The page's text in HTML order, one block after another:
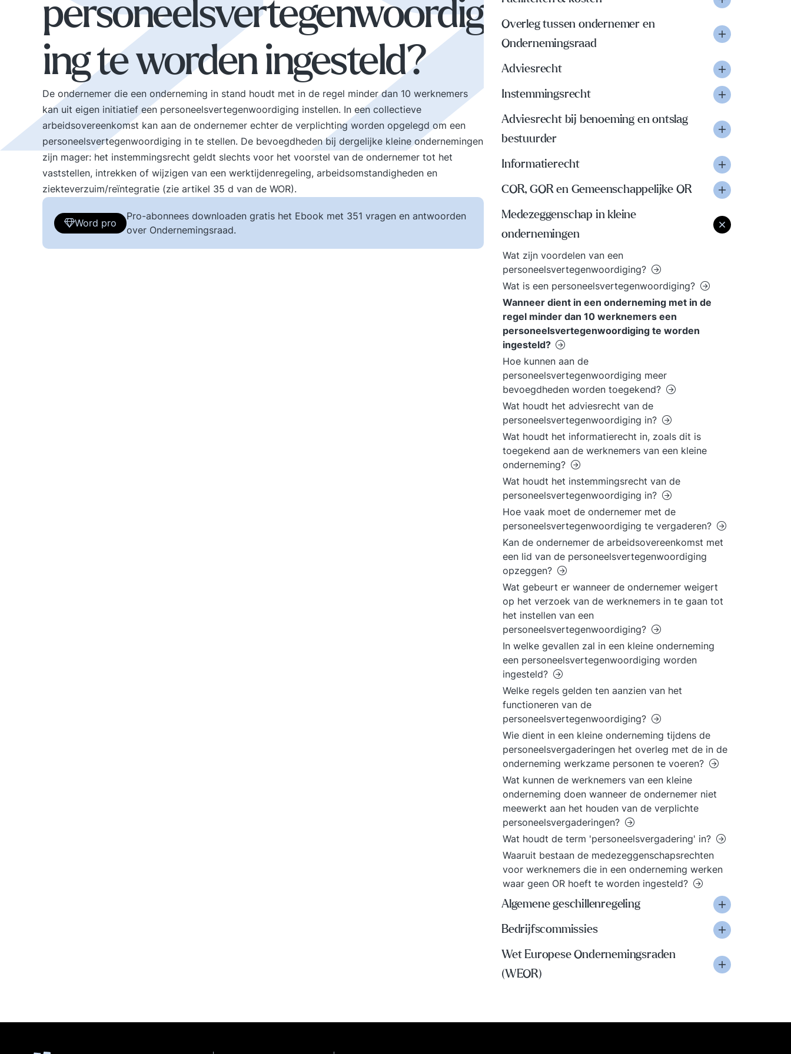
personeelsvertegenwoordig
ing te worden ingesteld?
De ondernemer die een onderneming in stand houdt met in de regel minder dan 10 werknemers
kan uit eigen initiatief een personeelsvertegenwoordiging instellen. In een collectieve
arbeidsovereenkomst kan aan de ondernemer echter de verplichting worden opgelegd om een
personeelsvertegenwoordiging in te stellen. De bevoegdheden bij dergelijke kleine ondernemingen
zijn mager: het instemmingsrecht geldt slechts voor het voorstel van de ondernemer tot het
vaststellen, intrekken of wijzigen van een werktijdenregeling, arbeidsomstandigheden en
ziekteverzuim/reïntegratie (zie artikel 35 d van de WOR).
Word pro
Pro-abonnees downloaden gratis het Ebook met 351 vragen en antwoorden
over Ondernemingsraad.
Overleg tussen ondernemer en
Ondernemingsraad
Adviesrecht
Instemmingsrecht
Adviesrecht bij benoeming en ontslag
bestuurder
Informatierecht
COR, GOR en Gemeenschappelijke OR
Medezeggenschap in kleine
ondernemingen
Wat zijn voordelen van een
personeelsvertegenwoordiging?
Wat is een personeelsvertegenwoordiging?
Wanneer dient in een onderneming met in de
regel minder dan 10 werknemers een
personeelsvertegenwoordiging te worden
ingesteld?
Hoe kunnen aan de
personeelsvertegenwoordiging meer
bevoegdheden worden toegekend?
Wat houdt het adviesrecht van de
personeelsvertegenwoordiging in?
Wat houdt het informatierecht in, zoals dit is
toegekend aan de werknemers van een kleine
onderneming?
Wat houdt het instemmingsrecht van de
personeelsvertegenwoordiging in?
Hoe vaak moet de ondernemer met de
personeelsvertegenwoordiging te vergaderen?
Kan de ondernemer de arbeidsovereenkomst met
een lid van de personeelsvertegenwoordiging
opzeggen?
Wat gebeurt er wanneer de ondernemer weigert
op het verzoek van de werknemers in te gaan tot
het instellen van een
personeelsvertegenwoordiging?
In welke gevallen zal in een kleine onderneming
een personeelsvertegenwoordiging worden
ingesteld?
Welke regels gelden ten aanzien van het
functioneren van de
personeelsvertegenwoordiging?
Wie dient in een kleine onderneming tijdens de
personeelsvergaderingen het overleg met de in de
onderneming werkzame personen te voeren?
Wat kunnen de werknemers van een kleine
onderneming doen wanneer de ondernemer niet
meewerkt aan het houden van de verplichte
personeelsvergaderingen?
Wat houdt de term 'personeelsvergadering' in?
Waaruit bestaan de medezeggenschapsrechten
voor werknemers die in een onderneming werken
waar geen OR hoeft te worden ingesteld?
Algemene geschillenregeling
Bedrijfscommissies
Wet Europese Ondernemingsraden
(WEOR)